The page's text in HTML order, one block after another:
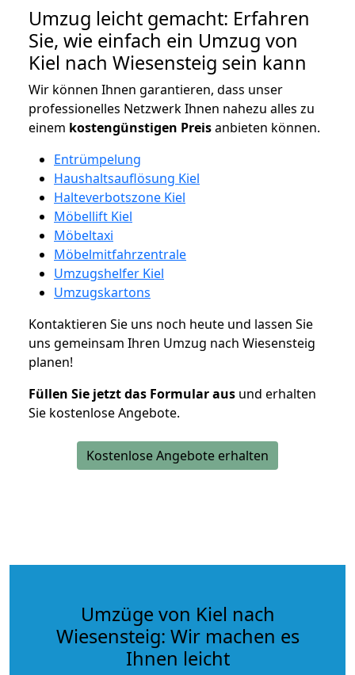
Umzug leicht gemacht: Erfahren
Sie, wie einfach ein Umzug von
Kiel nach Wiesensteig sein kann
Wir können Ihnen garantieren, dass unser
professionelles Netzwerk Ihnen nahezu alles zu
einem kostengünstigen Preisanbieten können.
Entrümpelung
Haushaltsauflösung Kiel
Halteverbotszone Kiel
Möbellift Kiel
Möbeltaxi
Möbelmitfahrzentrale
Umzugshelfer Kiel
Umzugskartons
Kontaktieren Sie uns noch heute und lassen Sie
uns gemeinsam Ihren Umzug nach Wiesensteig
planen!
Füllen Sie jetzt das Formular aus und erhalten
Sie kostenlose Angebote.
Kostenlose Angebote erhalten
Umzüge von Kiel nach
Wiesensteig: Wir machen es
Ihnen leicht